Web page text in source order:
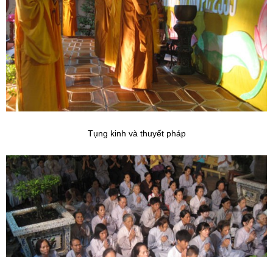
Tụng kinh và thuyết pháp